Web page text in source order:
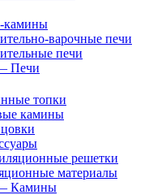
камины
варочные печи
печи
Печи
топки
камины
решетки
материалы
Камины